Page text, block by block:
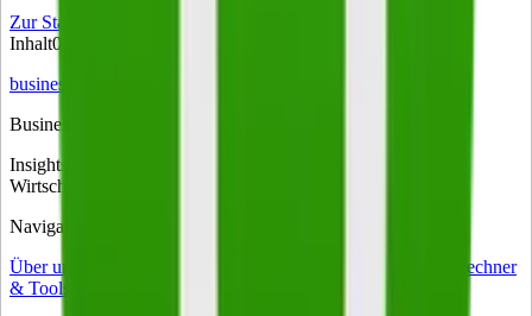
Zur Startseite
Inhalt0
business
Business. Klartext.
Insights, Strategien und Trends für Entscheider – das tägliche
Wirtschaftsmagazin für Führungskräfte in Deutschland.
Navigation
Über uns
Rechner
& Tools